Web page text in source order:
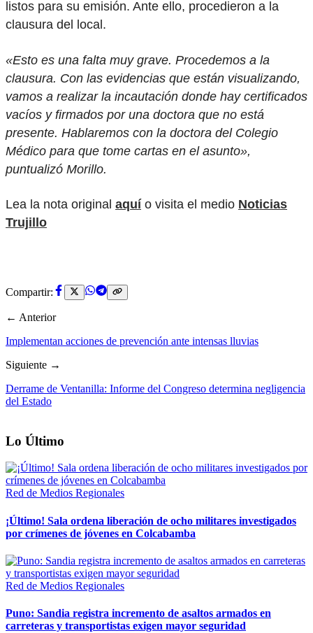
listos para su emisión. Ante ello, procedieron a la
clausura del local.
«Esto es una falta muy grave. Procedemos a la
clausura. Con las evidencias que están visualizando,
vamos a realizar la incautación donde hay certificados
vacíos y firmados por una doctora que no está
presente. Hablaremos con la doctora del Colegio
Médico para que tome cartas en el asunto»,
puntualizó Morillo.
Lea la nota original aquí o visita el medio Noticias
Trujillo
Compartir:
← Anterior
Implementan acciones de prevención ante intensas lluvias
Siguiente →
Derrame de Ventanilla: Informe del Congreso determina negligencia
del Estado
Lo Último
Red de Medios Regionales
¡Último! Sala ordena liberación de ocho militares investigados
por crímenes de jóvenes en Colcabamba
Red de Medios Regionales
Puno: Sandia registra incremento de asaltos armados en
carreteras y transportistas exigen mayor seguridad